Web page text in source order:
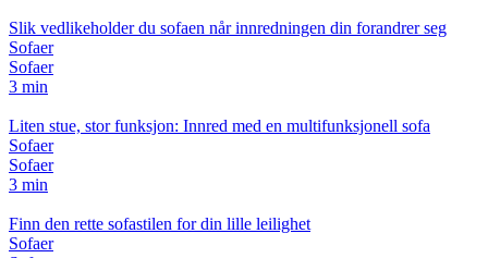
Slik vedlikeholder du sofaen når innredningen din forandrer seg
Sofaer
Sofaer
3 min
Liten stue, stor funksjon: Innred med en multifunksjonell sofa
Sofaer
Sofaer
3 min
Finn den rette sofastilen for din lille leilighet
Sofaer